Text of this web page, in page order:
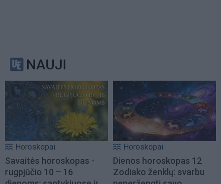
NAUJI
Horoskopai
Savaitės horoskopas -
rugpjūčio 10 – 16
Horoskopai
Dienos horoskopas 12
Zodiako ženklų: svarbu